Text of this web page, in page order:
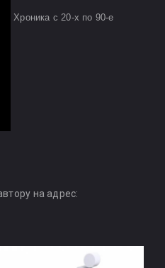
Хроника с 20-х по 90-е
на адрес: